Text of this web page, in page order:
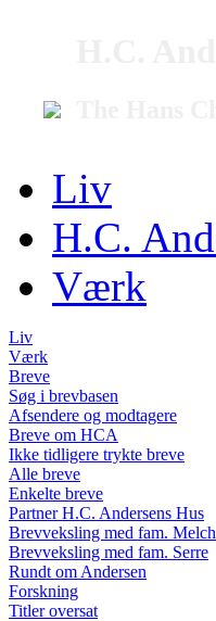
Liv
H.C.
Værk
Liv
Værk
Breve
Søg i brevbasen
Afsendere og modtagere
Breve om HCA
Ikke tidligere trykte breve
Alle breve
Enkelte breve
Partner H.C. Andersens Hus
Brevveksling med fam.
Brevveksling med fam. Serre
Rundt om Andersen
Forskning
Titler oversat